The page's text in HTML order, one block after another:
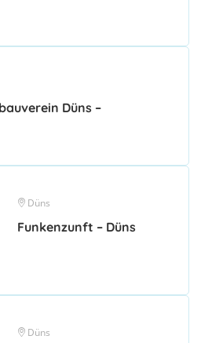
Düns –
Düns
Funkenzunft – Düns
Düns